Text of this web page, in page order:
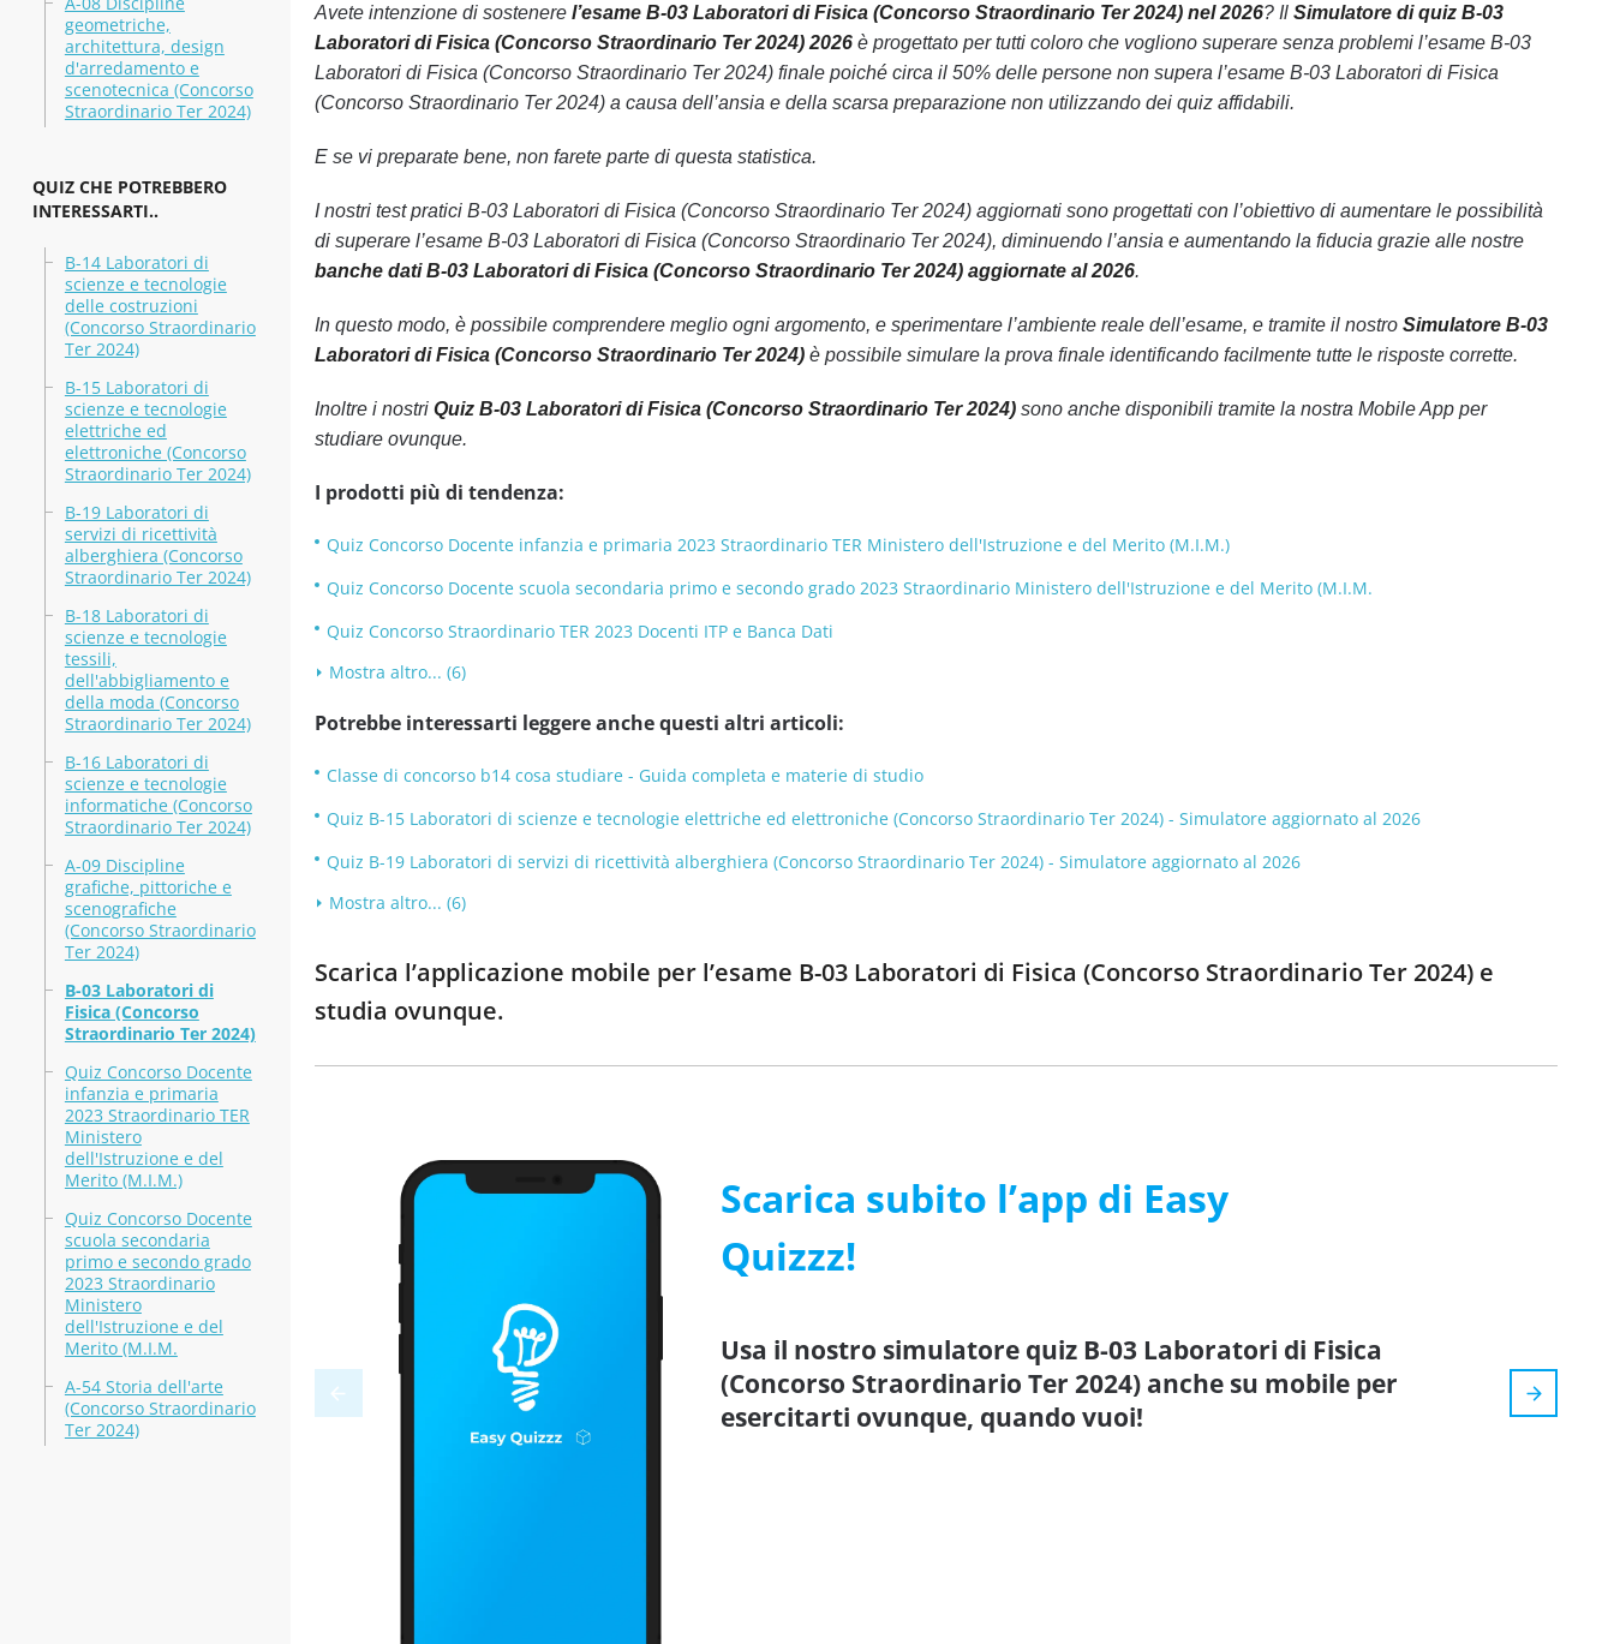
geometriche,
architettura, design
d'arredamento e
scenotecnica (Concorso
Straordinario Ter 2024)
QUIZ CHE POTREBBERO
INTERESSARTI..
B-14 Laboratori di
scienze e tecnologie
delle costruzioni
(Concorso Straordinario
Ter 2024)
B-15 Laboratori di
scienze e tecnologie
elettriche ed
elettroniche (Concorso
Straordinario Ter 2024)
B-19 Laboratori di
servizi di ricettività
alberghiera (Concorso
Straordinario Ter 2024)
B-18 Laboratori di
scienze e tecnologie
tessili,
dell'abbigliamento e
della moda (Concorso
Straordinario Ter 2024)
B-16 Laboratori di
scienze e tecnologie
informatiche (Concorso
Straordinario Ter 2024)
A-09 Discipline
grafiche, pittoriche e
scenografiche
(Concorso Straordinario
Ter 2024)
B-03 Laboratori di
Fisica (Concorso
Straordinario Ter 2024)
Quiz Concorso Docente
infanzia e primaria
2023 Straordinario TER
Ministero
dell'Istruzione e del
Merito (M.I.M.)
Quiz Concorso Docente
scuola secondaria
primo e secondo grado
2023 Straordinario
Ministero
dell'Istruzione e del
Merito (M.I.M.
A-54 Storia dell'arte
(Concorso Straordinario
Ter 2024)
Avete intenzione di sostenere l’esame B-03 Laboratori di Fisica (Concorso Straordinario Ter 2024) nel 2026? Il Simulatore di quiz B-03
Laboratori di Fisica (Concorso Straordinario Ter 2024) 2026è progettato per tutti coloro che vogliono superare senza problemi l’esame B-03
Laboratori di Fisica (Concorso Straordinario Ter 2024) finale poiché circa il 50% delle persone non supera l’esame B-03 Laboratori di Fisica
(Concorso Straordinario Ter 2024) a causa dell’ansia e della scarsa preparazione non utilizzando dei quiz affidabili.
E se vi preparate bene, non farete parte di questa statistica.
I nostri test pratici B-03 Laboratori di Fisica (Concorso Straordinario Ter 2024) aggiornati sono progettati con l’obiettivo di aumentare le possibilità
di superare l’esame B-03 Laboratori di Fisica (Concorso Straordinario Ter 2024), diminuendo l’ansia e aumentando la fiducia grazie alle nostre
banche dati B-03 Laboratori di Fisica (Concorso Straordinario Ter 2024) aggiornate al 2026.
In questo modo, è possibile comprendere meglio ogni argomento, e sperimentare l’ambiente reale dell’esame, e tramite il nostro Simulatore B-03
Laboratori di Fisica (Concorso Straordinario Ter 2024)è possibile simulare la prova finale identificando facilmente tutte le risposte corrette.
Inoltre i nostri Quiz B-03 Laboratori di Fisica (Concorso Straordinario Ter 2024)sono anche disponibili tramite la nostra Mobile App per
studiare ovunque.
I prodotti più di tendenza:
Quiz Concorso Docente infanzia e primaria 2023 Straordinario TER Ministero dell'Istruzione e del Merito (M.I.M.)
Quiz Concorso Docente scuola secondaria primo e secondo grado 2023 Straordinario Ministero dell'Istruzione e del Merito (M.I.M.
Quiz Concorso Straordinario TER 2023 Docenti ITP e Banca Dati
Mostra altro... (6)
Potrebbe interessarti leggere anche questi altri articoli:
Classe di concorso b14 cosa studiare - Guida completa e materie di studio
Quiz B-15 Laboratori di scienze e tecnologie elettriche ed elettroniche (Concorso Straordinario Ter 2024) - Simulatore aggiornato al 2026
Quiz B-19 Laboratori di servizi di ricettività alberghiera (Concorso Straordinario Ter 2024) - Simulatore aggiornato al 2026
Mostra altro... (6)
Scarica l’applicazione mobile per l’esame B-03 Laboratori di Fisica (Concorso Straordinario Ter 2024) e
studia ovunque.
Scarica subito l’app di Easy
Quizzz!
Usa il nostro simulatore quiz B-03 Laboratori di Fisica
(Concorso Straordinario Ter 2024) anche su mobile per
esercitarti ovunque, quando vuoi!